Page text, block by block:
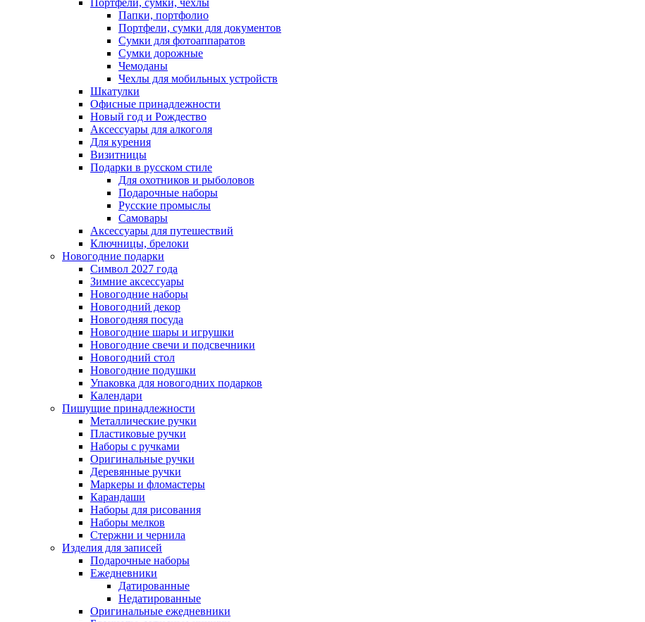
Портфели, сумки, чехлы
Папки, портфолио
Портфели, сумки для документов
Сумки для фотоаппаратов
Сумки дорожные
Чемоданы
Чехлы для мобильных устройств
Шкатулки
Офисные принадлежности
Новый год и Рождество
Аксессуары для алкоголя
Для курения
Визитницы
Подарки в русском стиле
Для охотников и рыболовов
Подарочные наборы
Русские промыслы
Самовары
Аксессуары для путешествий
Ключницы, брелоки
Новогодние подарки
Символ 2027 года
Зимние аксессуары
Новогодние наборы
Новогодний декор
Новогодняя посуда
Новогодние шары и игрушки
Новогодние свечи и подсвечники
Новогодний стол
Новогодние подушки
Упаковка для новогодних подарков
Календари
Пишущие принадлежности
Металлические ручки
Пластиковые ручки
Наборы с ручками
Оригинальные ручки
Деревянные ручки
Маркеры и фломастеры
Карандаши
Наборы для рисования
Наборы мелков
Стержни и чернила
Изделия для записей
Подарочные наборы
Ежедневники
Датированные
Недатированные
Оригинальные ежедневники